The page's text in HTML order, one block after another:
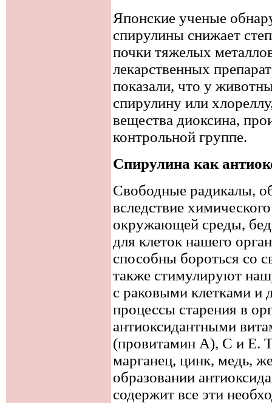
Японские ученые
спирулины снижает
почки тяжелых
лекарственных
показали, что у
спирулину или
вещества диоксина,
контрольной группе.
Спирулина как
Свободные радикалы,
вследствие
окружающей среды,
для клеток нашего
способны бороться со
также стимулируют
с раковыми клетками и
процессы старения в
антиоксидантными
(провитамин А), С и Е.
марганец, цинк, медь,
образовании
содержит все эти